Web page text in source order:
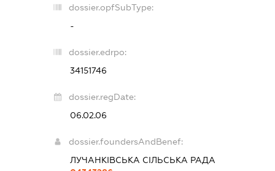
dossier.opfSubType:
-
dossier.edrpo:
34151746
dossier.regDate:
06.02.06
dossier.foundersAndBenef:
ЛУЧАНКІВСЬКА СІЛЬСЬКА РАДА